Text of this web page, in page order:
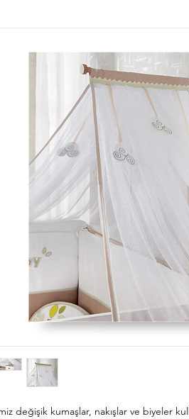
değişik kumaşlar, nakışlar ve biyeler